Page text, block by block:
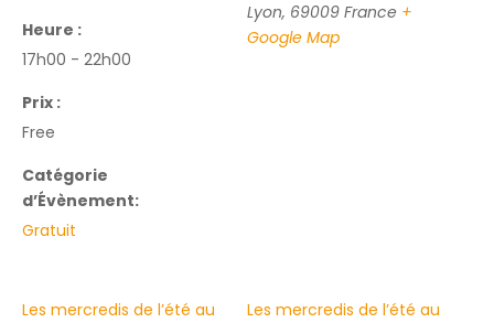
Heure :
17h00 - 22h00
Prix :
Free
Catégorie
d’Évènement:
Gratuit
Lyon, 69009 France +
Google Map
Les mercredis de l’été au
Les mercredis de l’été au